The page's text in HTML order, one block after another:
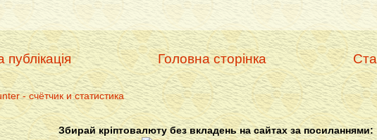
Головна сторінка
Збирай кріптовалюту без вкладень на сайтах за посиланнями: